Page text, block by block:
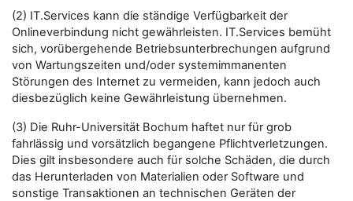
(2) IT.Services kann die ständige Verfügbarkeit der
Onlineverbindung nicht gewährleisten. IT.Services bemüht
sich, vorübergehende Betriebsunterbrechungen aufgrund
von Wartungszeiten und/oder systemimmanenten
Störungen des Internet zu vermeiden, kann jedoch auch
diesbezüglich keine Gewährleistung übernehmen.
(3) Die Ruhr-Universität Bochum haftet nur für grob
fahrlässig und vorsätzlich begangene Pflichtverletzungen.
Dies gilt insbesondere auch für solche Schäden, die durch
das Herunterladen von Materialien oder Software und
sonstige Transaktionen an technischen Geräten der